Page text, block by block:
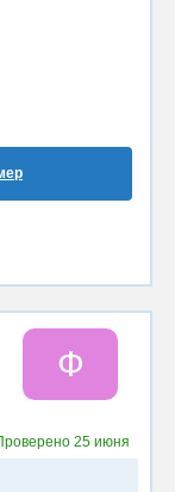
Ф
25 июня